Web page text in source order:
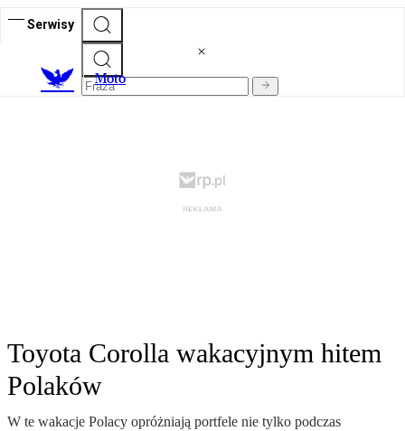
Serwisy
Moto
Toyota Corolla wakacyjnym hitem
Polaków
W te wakacje Polacy opróżniają portfele nie tylko podczas